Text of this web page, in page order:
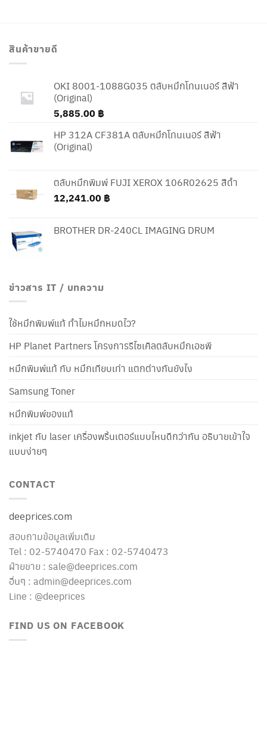
สินค้าขายดี
OKI 8001-1088G035 ตลับหมึกโทนเนอร์ สีฟ้า
(Original)
5,885.00 ฿
HP 312A CF381A ตลับหมึกโทนเนอร์ สีฟ้า
(Original)
ตลับหมึกพิมพ์ FUJI XEROX 106R02625 สีดำ
12,241.00 ฿
BROTHER DR-240CL IMAGING DRUM
ข่าวสาร IT / บทความ
ใช้หมึกพิมพ์แท้ ทำไมหมึกหมดไว?
HP Planet Partners โครงการรีไซเคิลตลับหมึกเอชพี
หมึกพิมพ์แท้ กับ หมึกเทียบเท่า แตกต่างกันยังไง
Samsung Toner
หมึกพิมพ์ของแท้
inkjet กับ laser เครื่องพริ้นเตอร์แบบไหนดีกว่ากัน อธิบายเข้าใจ
แบบง่ายๆ
CONTACT
deeprices.com
สอบถามข้อมูลเพิ่มเติม
Tel : 02-5740470 Fax : 02-5740473
ฝ่ายขาย : sale@deeprices.com
อื่นๆ : admin@deeprices.com
Line : @deeprices
FIND US ON FACEBOOK